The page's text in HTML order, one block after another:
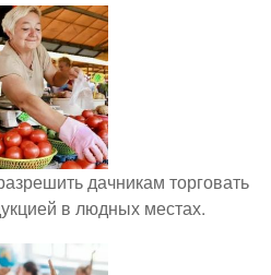
дачникам торговать
в людных местах.